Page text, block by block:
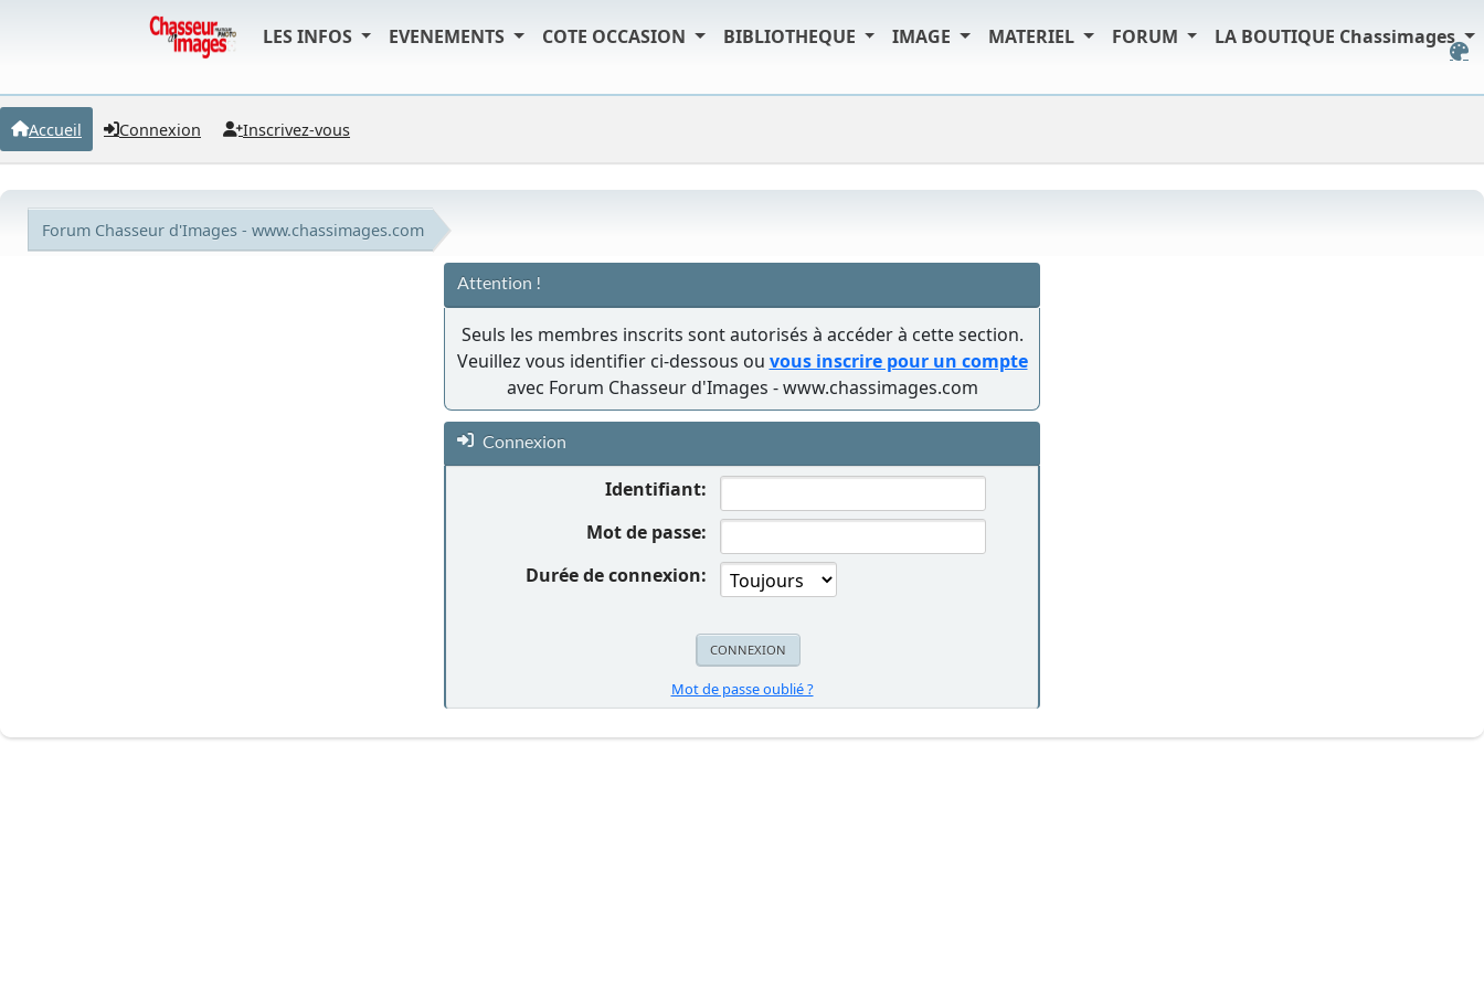
LES INFOS EVENEMENTS COTE OCCASION BIBLIOTHEQUE IMAGE MATERIEL FORUM LA BOUTIQUE Chassimages
Accueil Connexion Inscrivez-vous
Forum Chasseur d'Images - www.chassimages.com
Attention !
Seuls les membres inscrits sont autorisés à accéder à cette section.
Veuillez vous identifier ci-dessous ou vous inscrire pour un compte
avec Forum Chasseur d'Images - www.chassimages.com
Connexion
Identifiant:
Mot de passe:
Durée de connexion:
Mot de passe oublié ?